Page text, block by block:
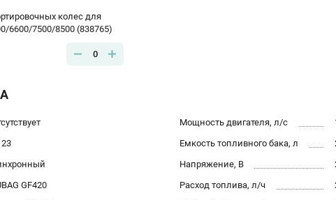
колес для
6600/7500/8500 (838765)
0
23
GF420
Мощность двигателя, л/с
Емкость топливного бака, л
Напряжение, В
Расход топлива, л/ч